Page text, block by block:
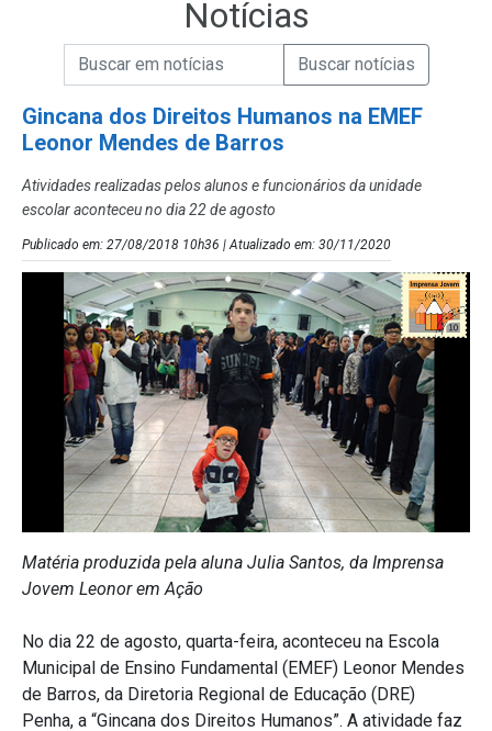
Notícias
Campo de Busca de Notícias
Campo de Busca de informaçõesEnviar a Busca de Notícias
Gincana dos Direitos Humanos na EMEF
Leonor Mendes de Barros
Atividades realizadas pelos alunos e funcionários da unidade
escolar aconteceu no dia 22 de agosto
Publicado em: 27/08/2018 10h36 | Atualizado em: 30/11/2020
Matéria produzida pela aluna Julia Santos, da Imprensa
Jovem Leonor em Ação
No dia 22 de agosto, quarta-feira, aconteceu na Escola
Municipal de Ensino Fundamental (EMEF) Leonor Mendes
de Barros, da Diretoria Regional de Educação (DRE)
Penha, a “Gincana dos Direitos Humanos”. A atividade faz